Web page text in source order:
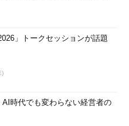
」トークセッションが話題
AI時代でも変わらない経営者の